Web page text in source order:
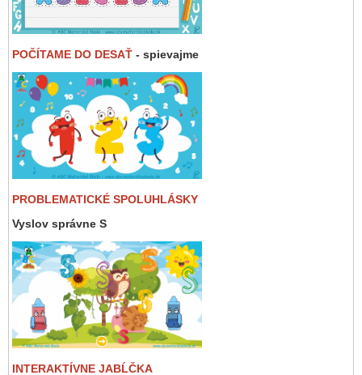
POČÍTAME DO DESAŤ - spievajme
PROBLEMATICKÉ SPOLUHLÁSKY
Vyslov správne S
INTERAKTÍVNE JABĹČKA